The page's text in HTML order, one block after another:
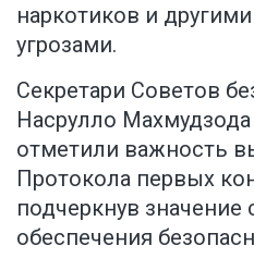
наркотиков и
угрозами.
Секретари Советов
Насрулло
отметили важность
Протокола первых
подчеркнув значение
обеспечения